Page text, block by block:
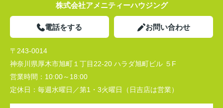
株式会社アメニティーハウジング
電話をする お問い合わせ
〒243-0014
神奈川県厚木市旭町１丁目22-20 ハラダ旭町ビル ５F
営業時間： 10:00～18:00
定休日： 毎週水曜日／第1・3火曜日（日吉店は営業）